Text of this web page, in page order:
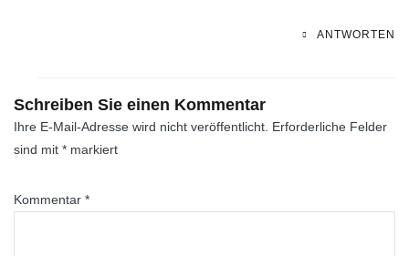
ANTWORTEN
Schreiben Sie einen Kommentar
Ihre E-Mail-Adresse wird nicht veröffentlicht. Erforderliche Felder
sind mit * markiert
Kommentar *